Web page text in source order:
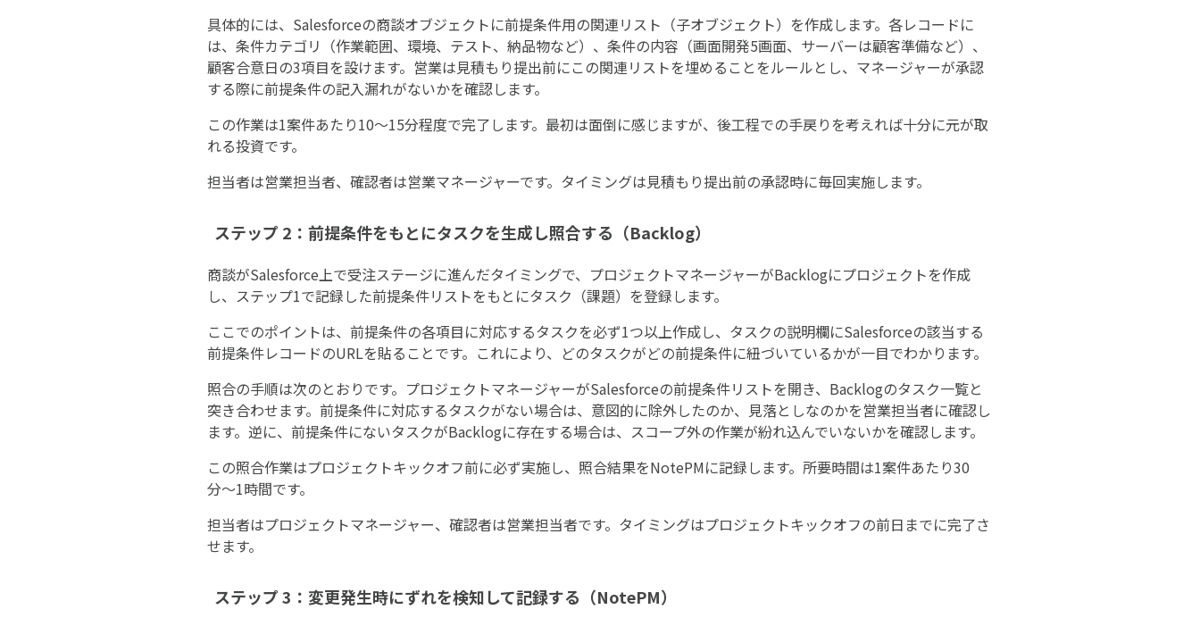
具体的には、Salesforceの商談オブジェクトに前提条件用の関連リスト（子オブジェクト）を作成します。各レコードに
は、条件カテゴリ（作業範囲、環境、テスト、納品物など）、条件の内容（画面開発5画面、サーバーは顧客準備など）、
顧客合意日の3項目を設けます。営業は見積もり提出前にこの関連リストを埋めることをルールとし、マネージャーが承認
する際に前提条件の記入漏れがないかを確認します。
この作業は1案件あたり10〜15分程度で完了します。最初は面倒に感じますが、後工程での手戻りを考えれば十分に元が取
れる投資です。
担当者は営業担当者、確認者は営業マネージャーです。タイミングは見積もり提出前の承認時に毎回実施します。
ステップ 2：前提条件をもとにタスクを生成し照合する（Backlog）
商談がSalesforce上で受注ステージに進んだタイミングで、プロジェクトマネージャーがBacklogにプロジェクトを作成
し、ステップ1で記録した前提条件リストをもとにタスク（課題）を登録します。
ここでのポイントは、前提条件の各項目に対応するタスクを必ず1つ以上作成し、タスクの説明欄にSalesforceの該当する
前提条件レコードのURLを貼ることです。これにより、どのタスクがどの前提条件に紐づいているかが一目でわかります。
照合の手順は次のとおりです。プロジェクトマネージャーがSalesforceの前提条件リストを開き、Backlogのタスク一覧と
突き合わせます。前提条件に対応するタスクがない場合は、意図的に除外したのか、見落としなのかを営業担当者に確認し
ます。逆に、前提条件にないタスクがBacklogに存在する場合は、スコープ外の作業が紛れ込んでいないかを確認します。
この照合作業はプロジェクトキックオフ前に必ず実施し、照合結果をNotePMに記録します。所要時間は1案件あたり30
分〜1時間です。
担当者はプロジェクトマネージャー、確認者は営業担当者です。タイミングはプロジェクトキックオフの前日までに完了さ
せます。
ステップ 3：変更発生時にずれを検知して記録する（NotePM）